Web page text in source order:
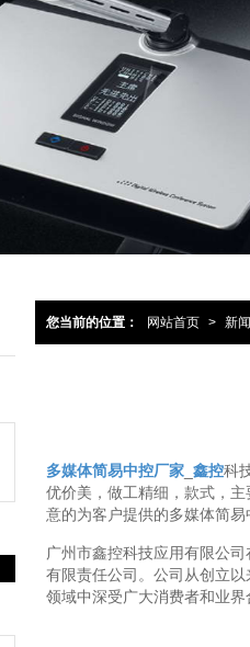
您当前的位置： 网站首页 > 新
多媒体简易中控厂家 鑫控科
优价美，做工精细，款式，
意的为客户提供的多媒体简
广州市鑫控科技应用有限公
有限责任公司。公司从创立
领域中深受广大消费者和业界